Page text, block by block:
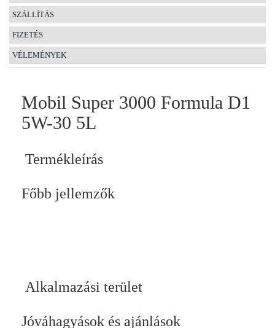
SZÁLLÍTÁS
FIZETÉS
VÉLEMÉNYEK
Mobil Super 3000 Formula D1
5W-30 5L
Termékleírás
Főbb jellemzők
Alkalmazási terület
Jóváhagyások és ajánlások